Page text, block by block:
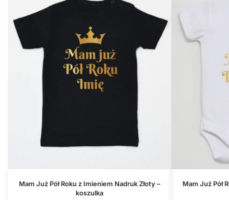
Mam Już Pół Roku z Imieniem Nadruk Złoty –
koszulka
Mam Już Pół